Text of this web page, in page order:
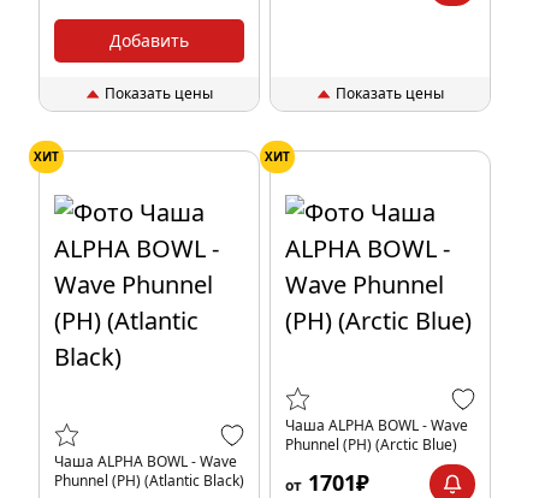
Добавить
Показать цены Показать цены
ХИТ
Чаша ALPHA BOWL - Wave
Phunnel (PH) (Atlantic Black)
ХИТ
Чаша ALPHA BOWL - Wave
Phunnel (PH) (Arctic Blue)
от 1701₽